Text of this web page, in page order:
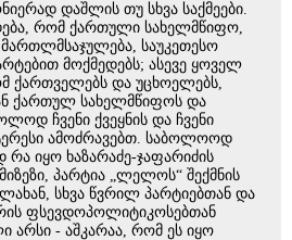
დაშლის თუ სხვა საქმეები.
რომ ქართული სახელმწიფო,
საუკეთესო
მოქმედებს; ასევე ყოველ
ქართველებს და უცხოელებს,
ქართულ სახელმწიფოს და
ჩვენი ქვეყნის და ჩვენი
ამოძრავებთ. საბოლოოდ
იყო ხაზარაძე-ჯაფარიძის
პარტია „ლელოს“ შექმნის
სხვა წვრილ პარტიებთან და
ფსევდოპოლიტიკოსებთან
არსი - აშკარაა, რომ ეს იყო